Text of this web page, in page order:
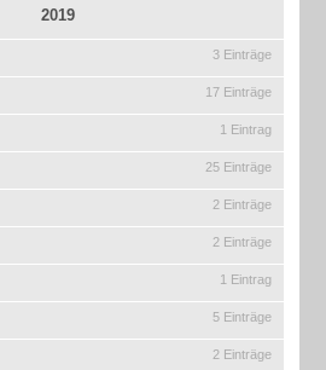
2019
3 Einträge
17 Einträge
1 Eintrag
25 Einträge
2 Einträge
2 Einträge
1 Eintrag
5 Einträge
2 Einträge